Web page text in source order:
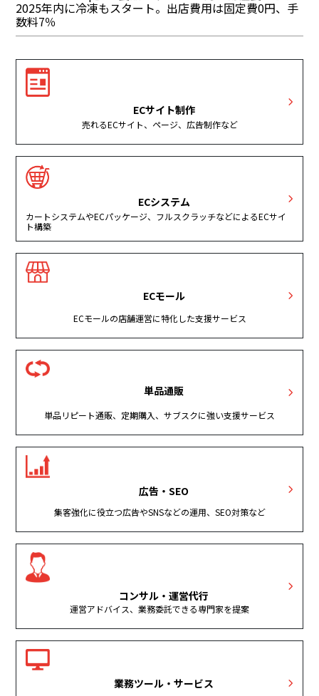
2025年内に冷凍もスタート。出店費用は固定費0円、手
数料7％
ECサイト制作
売れるECサイト、ページ、広告制作など
ECシステム
カートシステムやECパッケージ、フルスクラッチなどによるECサイ
ト構築
ECモール
ECモールの店舗運営に特化した支援サービス
単品通販
単品リピート通販、定期購入、サブスクに強い支援サービス
広告・SEO
集客強化に役立つ広告やSNSなどの運用、SEO対策など
コンサル・運営代行
運営アドバイス、業務委託できる専門家を提案
業務ツール・サービス